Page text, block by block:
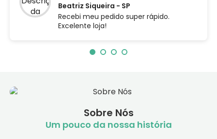
Beatriz Siqueira - SP
Recebi meu pedido super rápido.
Excelente loja!
Sobre Nós
Um pouco da nossa história